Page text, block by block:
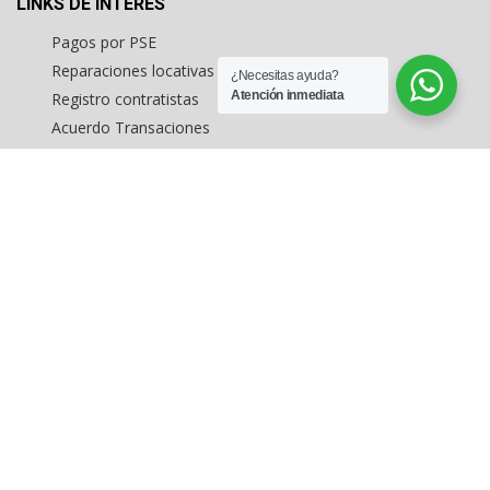
Pagos por PSE
Reparaciones locativas
Registro contratistas
Acuerdo Transaciones
Formato consignación comercial
¿Necesitas ayuda?
Atención inmediata